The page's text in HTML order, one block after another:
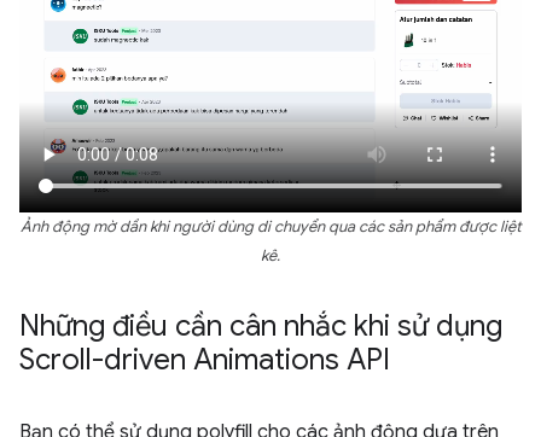
Ảnh động mờ dần khi người dùng di chuyển qua các sản phẩm được liệt
kê.
Những điều cần cân nhắc khi sử dụng
Scroll-driven Animations API
Bạn có thể sử dụng polyfill cho các ảnh động dựa trên